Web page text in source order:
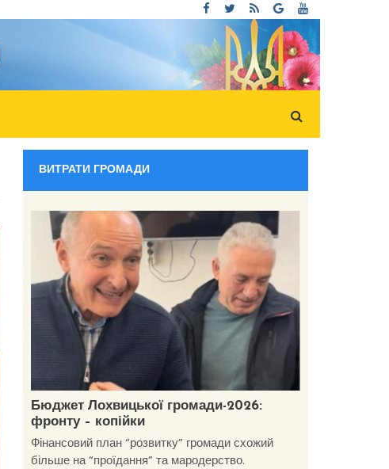
ВИТРАТИ ГРОМАДИ
Бюджет Лохвицької громади-2026:
фронту – копійки
Фінансовий план “розвитку” громади схожий
більше на “проїдання” та мародерство.